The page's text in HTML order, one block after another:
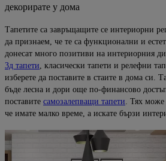
декорирате у дома
Тапетите са завръщащите се интериорни
да признаем, че те са функционални и
донесат много позитиви на интериорния
3д тапети , класически тапети и релефни
изберете да поставите в стаите в дома си.
бъде лесна и дори още по-финансово
поставите самозалепващи тапети . Тях
че имате малко време, а искате бързи